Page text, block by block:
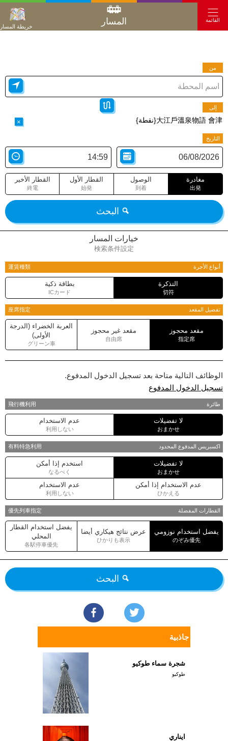
القائمة المسار خريطة المسار
من
إلى
大江戶溫泉物語 會津{نقطة} ×
التاريخ
مغادرة
出発
الوصول
到着
القطار الأول
始発
القطار الأخير
終電
البحث
خيارات المسار
検索条件設定
أنواع الأجرة 運賃種類
التذكرة
切符
بطاقة ذكية
ICカード
تفضيل المقعد 座席指定
مقعد محجوز
指定席
مقعد غير محجوز
自由席
العربة الخضراء (الدرجة
الأولى)
グリーン車
الوظائف التالية متاحة بعد تسجيل الدخول المدفوع.
تسجيل الدخول المدفوع
طائرة 飛行機利用
لا تفضيلات
おまかせ
عدم الاستخدام
利用しない
اكسبريس المدفوع المحدود 有料特急利用
لا تفضيلات
おまかせ
استخدم إذا أمكن
なるべく
عدم الاستخدام إذا أمكن
ひかえる
عدم الاستخدام
利用しない
القطارات المفضلة 優先列車指定
يفضل استخدام نوزومي
のぞみ優先
عرض نتائج هيكاري أيضا
ひかりも表示
يفضل استخدام القطار
المحلي
各駅停車優先
البحث
جاذبية
شجرة سماء طوكيو
طوكيو
ايناري